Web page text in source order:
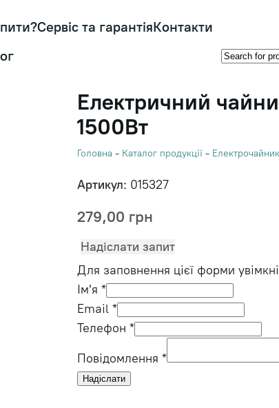
Сервіс та гарантіяКонтакти
Електричний
1500Вт
Головна - Каталог продукції-
Артикул: 015327
279,00 грн
Надіслати запит
Для заповнення цієї форми
Ім'я *
Email *
Телефон *
Повідомлення *
Надіслати